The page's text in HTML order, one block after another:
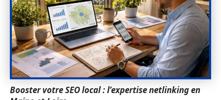
Booster votre SEO local : l’expertise netlinking en